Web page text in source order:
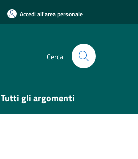
Accedi all'area personale
Cerca
Tutti gli argomenti